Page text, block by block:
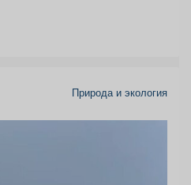
Природа и экология